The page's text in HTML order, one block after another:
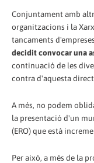
Conjuntament amb
organitzacions i la
tancaments
decidit convocar una
continuació de les
contra d'aquesta
A més, no podem
la presentació d'un
(ERO) que està
Per això, a més de la